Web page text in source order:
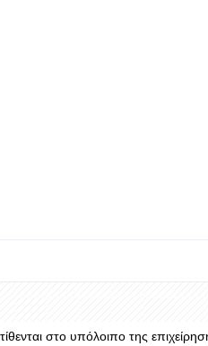
στο υπόλοιπο της